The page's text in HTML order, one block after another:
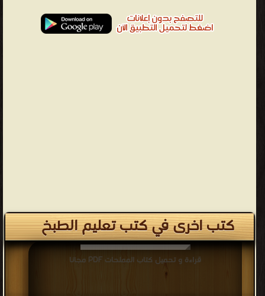
كتب اخرى في كتب تعليم الطبخ
قراءة و تحميل كتاب المملحات PDF مجانا